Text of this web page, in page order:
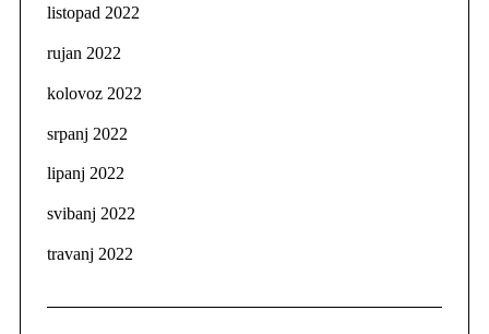
listopad 2022
rujan 2022
kolovoz 2022
srpanj 2022
lipanj 2022
svibanj 2022
travanj 2022